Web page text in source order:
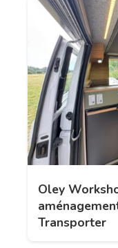
Oley
Transporter